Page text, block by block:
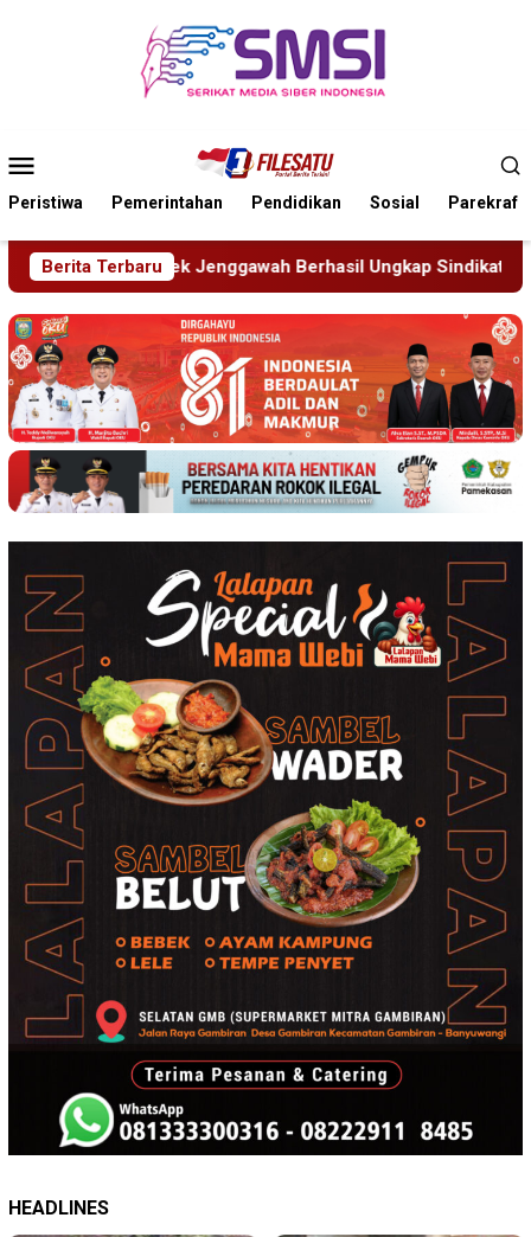
Mobile
Peristiwa Pemerintahan Pendidikan Sosial Parekraf
Berita Terbaru
Berhasil Ungkap Sindikat Pengelapan Mobil Rental
HEADLINES